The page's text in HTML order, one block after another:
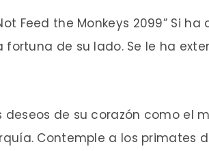
Feed the Monkeys 2099”
fortuna de su lado. Se le ha
deseos de su corazón como el
Contemple a los primates